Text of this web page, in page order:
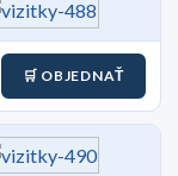
🛒 OBJEDNAŤ